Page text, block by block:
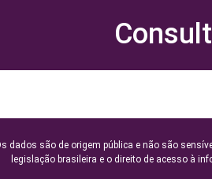
dados são de origem pública e não são
legislação brasileira e o direito de acesso à